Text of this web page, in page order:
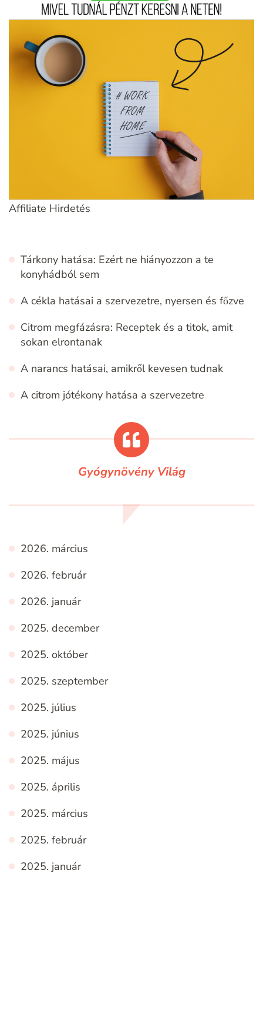
Affiliate Hirdetés
Tárkony hatása: Ezért ne hiányozzon a te
konyhádból sem
A cékla hatásai a szervezetre, nyersen és főzve
Citrom megfázásra: Receptek és a titok, amit
sokan elrontanak
A narancs hatásai, amikről kevesen tudnak
A citrom jótékony hatása a szervezetre
Gyógynövény Világ
2026. március
2026. február
2026. január
2025. december
2025. október
2025. szeptember
2025. július
2025. június
2025. május
2025. április
2025. március
2025. február
2025. január